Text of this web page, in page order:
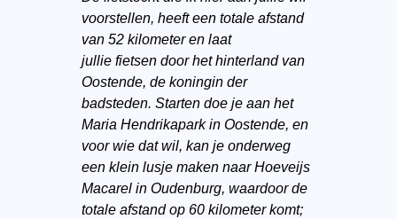
voorstellen, heeft een totale afstand
van 52 kilometer en laat
jullie fietsendoor het hinterland van
Oostende, de koningin der
badsteden. Starten doe je aan het
Maria Hendrikapark in Oostende, en
voor wie dat wil, kan je onderweg
een klein lusje maken naar Hoeveijs
Macarel in Oudenburg, waardoor de
totale afstand op 60 kilometer komt;